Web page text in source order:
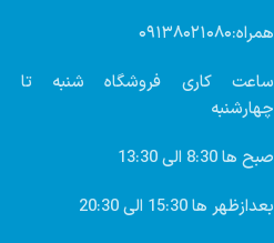
همراه:۰۹۱۳۸۰۲۱۰۸۰
ساعت کاری فروشگاه شنبه تا
چهارشنبه
صبح ها 8:30 الی 13:30
بعدازظهر ها 15:30 الی 20:30